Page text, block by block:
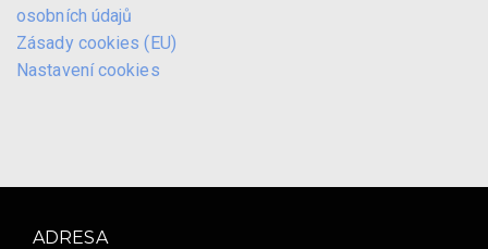
osobních údajů
Zásady cookies (EU)
Nastavení cookies
ADRESA